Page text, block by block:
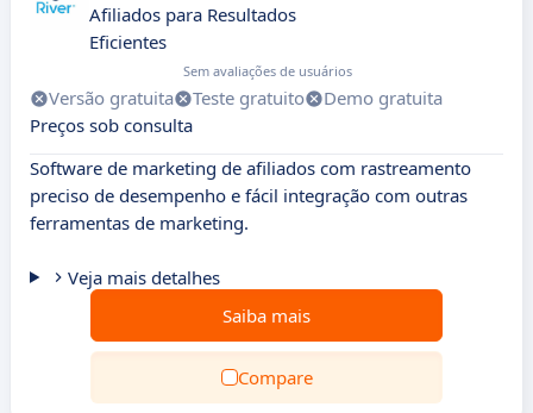
Afiliados para Resultados
Eficientes
Sem avaliações de usuários
Versão gratuita Teste gratuito
Demo gratuita
Preços sob consulta
Software de marketing de afiliados com rastreamento
preciso de desempenho e fácil integração com outras
ferramentas de marketing.
Veja mais detalhes
Saiba mais
Compare